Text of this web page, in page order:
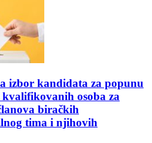
izbor kandidata za popunu
kvalifikovanih osoba za
biračkih
tima i njihovih